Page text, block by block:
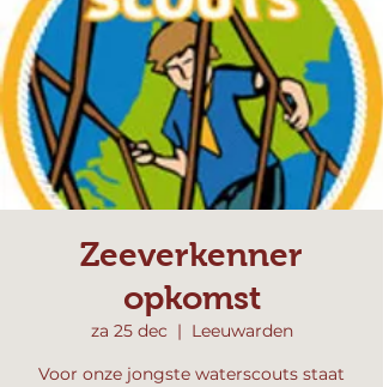
Zeeverkenner
opkomst
za 25 dec
  |
Leeuwarden
Voor onze jongste waterscouts staat